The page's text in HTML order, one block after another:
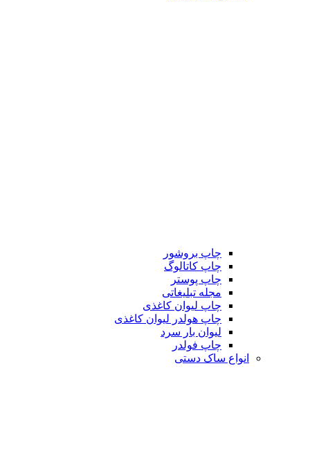
چاپ بروشور
چاپ کاتالوگ
چاپ پوستر
مجله تبلیغاتی
چاپ لیوان کاغذی
چاپ هولدر لیوان کاغذی
لیوان بار سرد
چاپ فولدر
انواع ساک دستی